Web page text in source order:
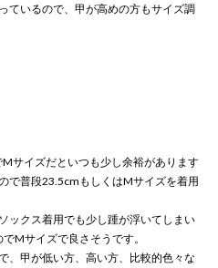
ているので、甲が高めの方もサイズ調
サイズだといつも少し余裕があります
で普段23.5cmもしくはMサイズを着用
ックス着用でも少し踵が浮いてしまい
Mサイズで良さそうです。
、甲が低い方、高い方、比較的色々な